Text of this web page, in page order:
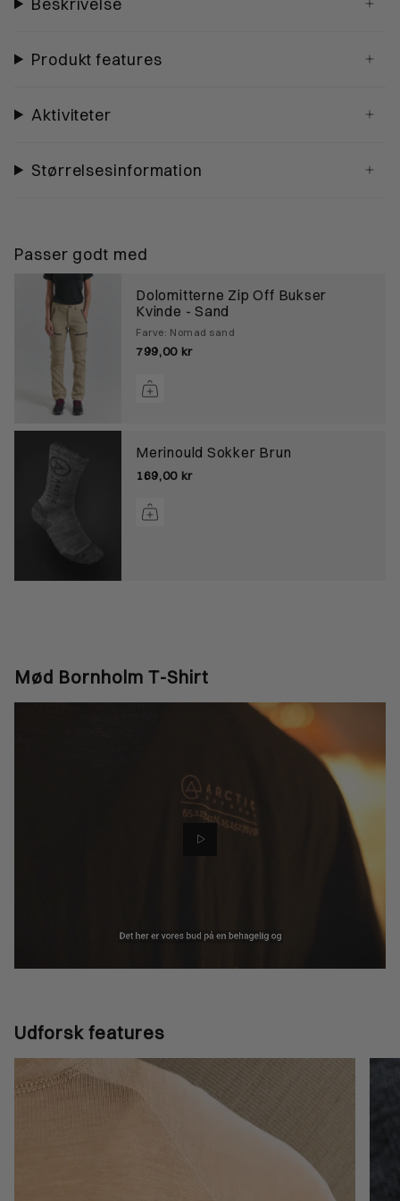
Produkt features
Aktiviteter
Størrelsesinformation
Passer godt med
Dolomitterne Zip Off Bukser
Kvinde - Sand
Farve: Nomad sand
799,00 kr
Merinould Sokker Brun
169,00 kr
Mød Bornholm T-Shirt
Udforsk features